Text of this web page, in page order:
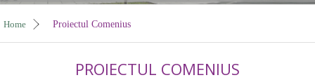
Home Proiectul Comenius
PROIECTUL COMENIUS